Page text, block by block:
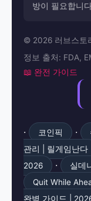
방이 필요합니
© 2026 러브스토
정보 출처: FDA,
📖 완전 가이드
· 코인픽 ·
관리 | 릴게임난다
2026
· 실데
Quit While
완벽 가이드 |